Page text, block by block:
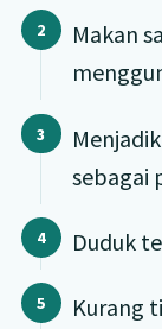
Makan
sebagai
Duduk
Kurang